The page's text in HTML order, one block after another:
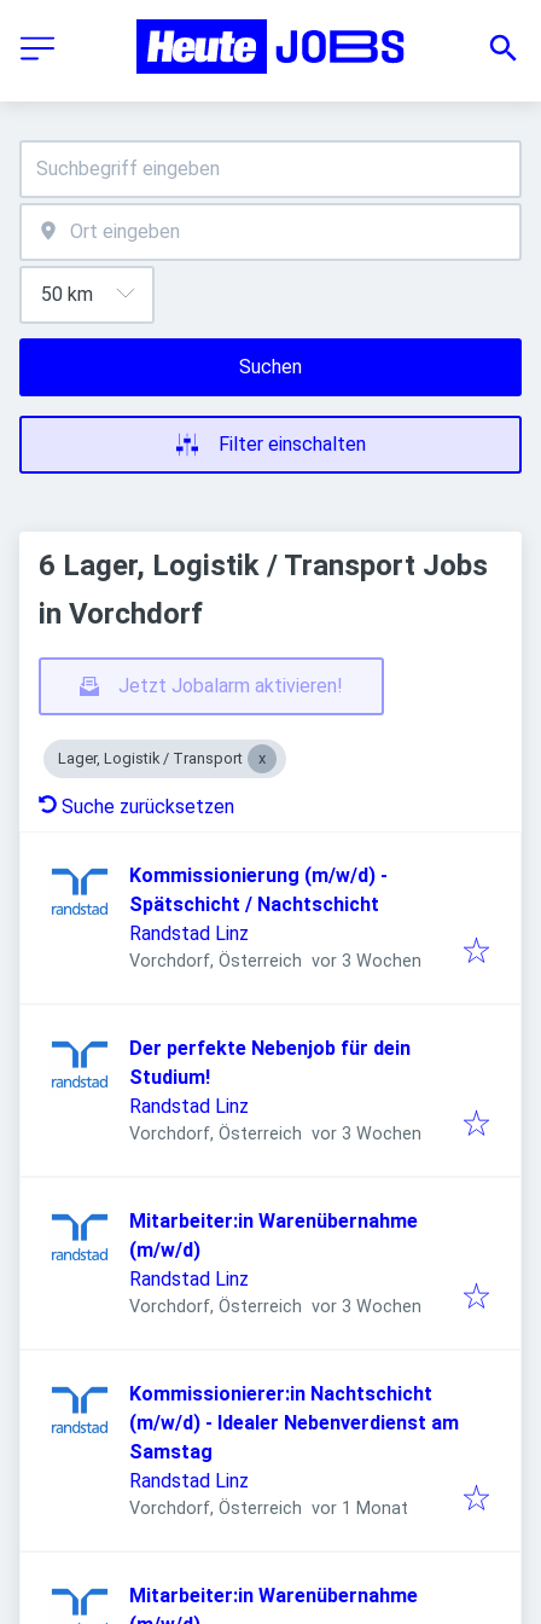
Suchen
Filter einschalten
6 Lager, Logistik / Transport Jobs
in Vorchdorf
Jetzt Jobalarm aktivieren!
Lager, Logistik / Transport
Suche zurücksetzen
Kommissionierung (m/w/d) -
Spätschicht / Nachtschicht
Randstad Linz
Vorchdorf, Österreich Veröffentlicht
vor 3 Wochen
Der perfekte Nebenjob für dein
Studium!
Randstad Linz
Vorchdorf, Österreich Veröffentlicht
vor 3 Wochen
Mitarbeiter:in Warenübernahme
(m/w/d)
Randstad Linz
Vorchdorf, Österreich Veröffentlicht
vor 3 Wochen
Kommissionierer:in Nachtschicht
(m/w/d) - Idealer Nebenverdienst am
Samstag
Randstad Linz
Vorchdorf, Österreich Veröffentlicht
vor 1 Monat
Mitarbeiter:in Warenübernahme